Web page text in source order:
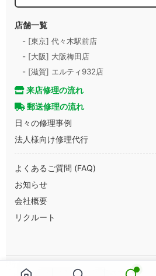
店舗一覧
- [東京] 代々木駅前店
- [大阪] 大阪梅田店
- [滋賀] エルティ932店
来店修理の流れ
郵送修理の流れ
日々の修理事例
法人様向け修理代行
よくあるご質問 (FAQ)
お知らせ
会社概要
リクルート
Copyright © 2013-2026 スマートまっ